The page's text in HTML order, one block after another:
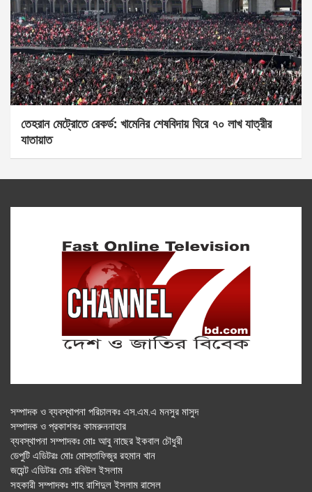
তেহরান মেট্রোতে রেকর্ড: খামেনির শেষবিদায় ঘিরে ৭০ লাখ যাত্রীর
যাতায়াত
সম্পাদক ও ব্যবস্থাপনা পরিচালকঃ এস.এম.এ মনসুর মাসুদ
সম্পাদক ও প্রকাশকঃ কামরুননাহার
ব্যবস্থাপনা সম্পাদকঃ মোঃ আবু নাছের ইকবাল চৌধুরী
ডেপুটি এডিটরঃ মোঃ মোস্তাফিজুর রহমান খান
জয়েন্ট এডিটরঃ মোঃ রবিউল ইসলাম
সহকারী সম্পাদকঃ শাহ রাশিদুল ইসলাম রাসেল